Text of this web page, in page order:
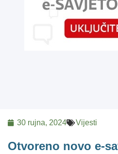
30 rujna, 2024 Vijesti
Otvoreno novo e-